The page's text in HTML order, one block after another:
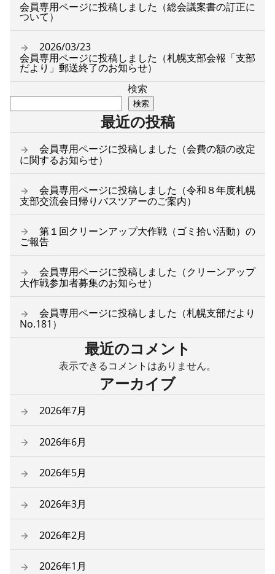
会員専用ページに投稿しました（総会議案書の訂正に
ついて）
2026/03/23
会員専用ページに投稿しました（札幌支部会報「支部
だより」郵送終了のお知らせ）
検索
検索
最近の投稿
会員専用ページに投稿しました（会費の額の改定
に関するお知らせ）
会員専用ページに投稿しました（令和８年度札幌
支部交流会日帰りバスツアーのご案内）
第１回クリーンアップ大作戦（ゴミ拾い活動）の
ご報告
会員専用ページに投稿しました（クリーンアップ
大作戦参加者募集のお知らせ）
会員専用ページに投稿しました（札幌支部だより
No.181）
最近のコメント
表示できるコメントはありません。
アーカイブ
2026年7月
2026年6月
2026年5月
2026年3月
2026年2月
2026年1月